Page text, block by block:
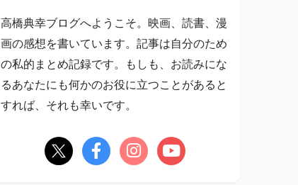
高橋典幸ブログへようこそ。映画、読書、漫
画の感想を書いています。記事は自分のため
の私的まとめ記録です。もしも、お読みにな
るあなたにも何かのお役に立つことがあると
すれば、それも幸いです。